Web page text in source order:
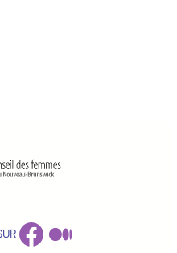
FACEBOOK
MEDIUM